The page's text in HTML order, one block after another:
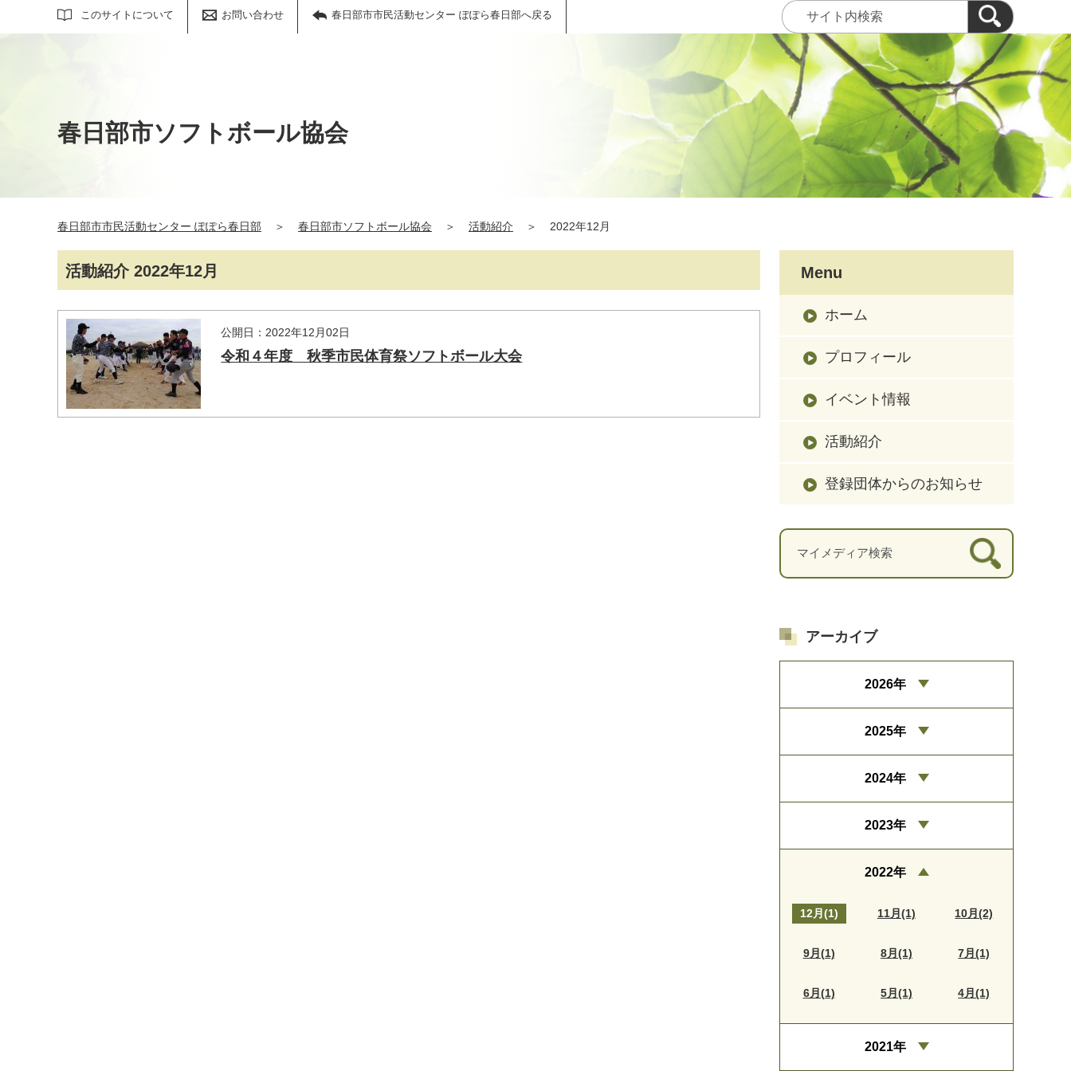
このサイトについて お問い合わせ 春日部市市民活動センター ぽぽら春日部へ戻る
サイト内検索
春日部市ソフトボール協会
春日部市市民活動センター ぽぽら春日部 ＞ 春日部市ソフトボール協会 ＞ 活動紹介 ＞ 2022年12月
活動紹介 2022年12月
公開日：2022年12月02日
令和４年度 秋季市民体育祭ソフトボール大会
Menu
ホーム
プロフィール
イベント情報
活動紹介
登録団体からのお知らせ
アーカイブ
2026年
2025年
2024年
2023年
2022年
12月(1) 11月(1) 10月(2)
9月(1) 8月(1) 7月(1)
6月(1) 5月(1) 4月(1)
2021年